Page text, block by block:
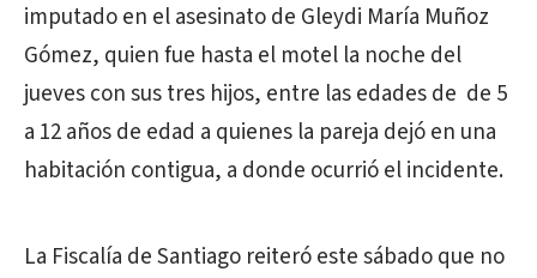
imputado en el asesinato de Gleydi María Muñoz
Gómez, quien fue hasta el motel la noche del
jueves con sus tres hijos, entre las edades de de 5
a 12 años de edad a quienes la pareja dejó en una
habitación contigua, a donde ocurrió el incidente.
La Fiscalía de Santiago reiteró este sábado que no